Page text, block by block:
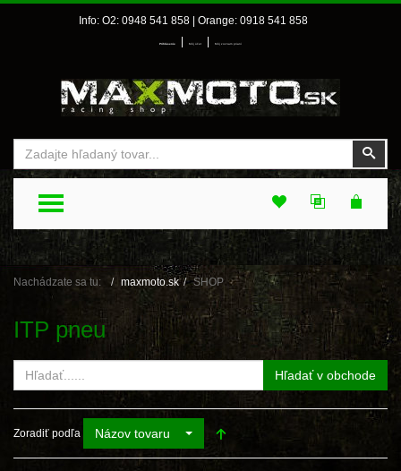
Info: O2: 0948 541 858 | Orange: 0918 541 858
Prihlásenie Môj účet Môj zoznam prianí
TOGGLE MENU
Nachádzate sa tu: maxmoto.sk SHOP
ITP pneu
Hľadať v obchode
Zoradiť podľa Názov tovaru